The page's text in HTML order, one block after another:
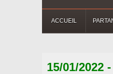
ACCUEIL
15/01/2022